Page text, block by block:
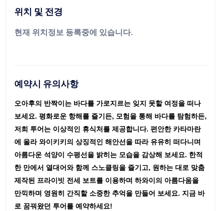
위치 및 전경
현재 위치정보 등록중에 있습니다.
예약시 유의사항
오아후의 반짝이는 바다를 가로지르는 잊지 못할 여정을 떠나
보세요. 평화로운 항해를 즐기든, 모험을 통해 바다를 탐험하든,
저희 투어는 이상적인 휴식처를 제공합니다. 편안한 카타마란
에 올라 와이키키의 상징적인 해안선을 따라 유유히 떠다니며
아름다운 석양이 수평선을 밝히는 모습을 감상해 보세요. 한적
한 만에서 열대어와 함께 스노클링을 즐기고, 원하는 대로 맞춤
제작된 프라이빗 전세 보트를 이용하며 하와이의 아름다움을
만끽하며 영원히 간직할 소중한 추억을 만들어 보세요. 지금 바
로 꿈꿔왔던 투어를 예약하세요!